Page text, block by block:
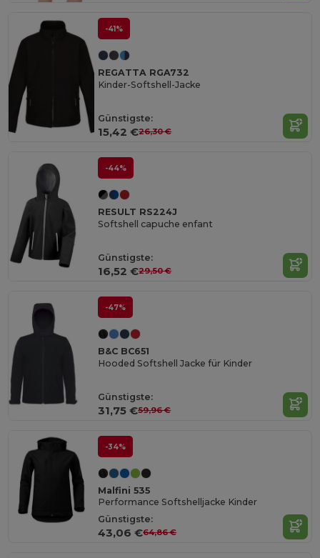
-41%
REGATTA RGA732
Kinder-Softshell-Jacke
Günstigste:
15,42 €26,30 €
-44%
RESULT RS224J
Softshell capuche enfant
Günstigste:
16,52 €29,50 €
-47%
B&C BC651
Hooded Softshell Jacke für Kinder
Günstigste:
31,75 €59,96 €
-34%
Malfini 535
Performance Softshelljacke Kinder
Günstigste:
43,06 €64,86 €